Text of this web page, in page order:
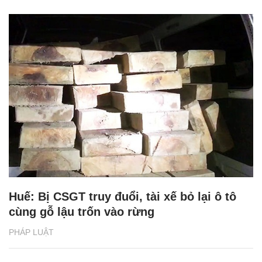
PHÁP LUẬT
Huế: Bị CSGT truy đuổi, tài xế bỏ lại ô tô
cùng gỗ lậu trốn vào rừng